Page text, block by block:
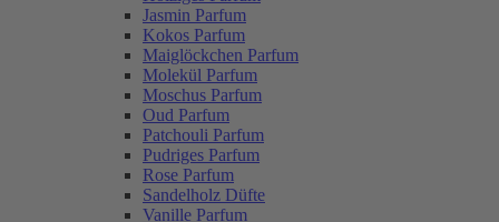
Jasmin Parfum
Kokos Parfum
Maiglöckchen Parfum
Molekül Parfum
Moschus Parfum
Oud Parfum
Patchouli Parfum
Pudriges Parfum
Rose Parfum
Sandelholz Düfte
Vanille Parfum